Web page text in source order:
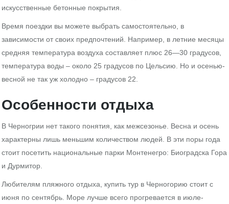
искусственные бетонные покрытия.
Время поездки вы можете выбрать самостоятельно, в
зависимости от своих предпочтений. Например, в летние месяцы
средняя температура воздуха составляет плюс 26—30 градусов,
температура воды – около 25 градусов по Цельсию. Но и осенью-
весной не так уж холодно – градусов 22.
Особенности отдыха
В Черногрии нет такого понятия, как межсезонье. Весна и осень
характерны лишь меньшим количеством людей. В эти поры года
стоит посетить национальные парки Монтенегро: Биоградска Гора
и Дурмитор.
Любителям пляжного отдыха, купить тур в Черногорию стоит с
июня по сентябрь. Море лучше всего прогревается в июле-